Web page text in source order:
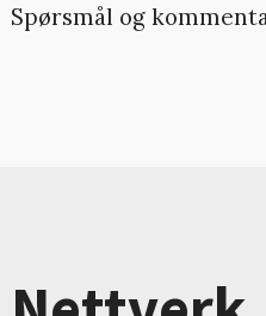
Spørsmål og